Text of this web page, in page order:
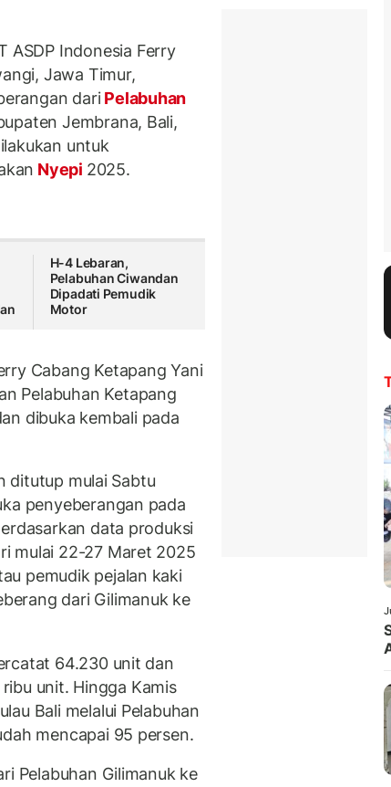
ASDP Indonesia Ferry
Jawa Timur,
dariPelabuhan
Jembrana, Bali,
untuk
Nyepi 2025.
H-4 Lebaran,
Pelabuhan Ciwandan
Dipadati Pemudik
Motor
Cabang Ketapang Yani
Pelabuhan Ketapang
dibuka kembali pada
ditutup mulai Sabtu
penyeberangan pada
data produksi
mulai 22-27 Maret 2025
pemudik pejalan kaki
dari Gilimanuk ke
64.230 unit dan
unit. Hingga Kamis
Bali melalui Pelabuhan
mencapai 95 persen.
Pelabuhan Gilimanuk ke